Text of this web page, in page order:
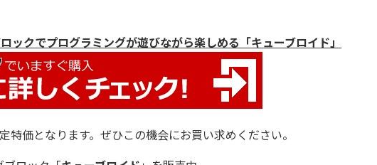
ックでプログラミングが遊びながら楽しめる「キューブロイド」
価となります。ぜひこの機会にお買い求めください。